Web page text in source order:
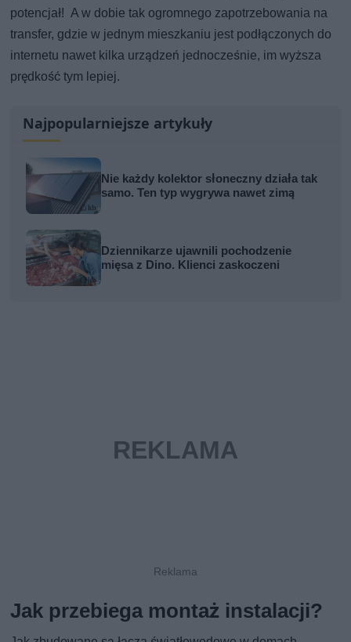
potencjał! A w dobie tak ogromnego zapotrzebowania na
transfer, gdzie w jednym mieszkaniu jest podłączonych do
internetu nawet kilka urządzeń jednocześnie, im wyższa
prędkość tym lepiej.
Najpopularniejsze artykuły
Nie każdy kolektor słoneczny działa tak
samo. Ten typ wygrywa nawet zimą
Dziennikarze ujawnili pochodzenie
mięsa z Dino. Klienci zaskoczeni
Jak przebiega montaż instalacji?